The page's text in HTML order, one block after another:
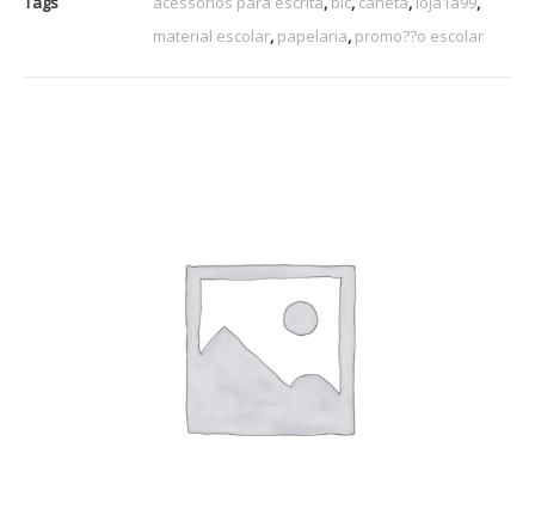
material escolar, papelaria, promo??o escolar